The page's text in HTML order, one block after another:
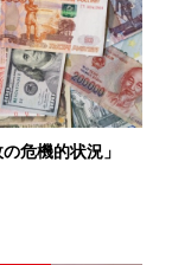
の危機的状況」